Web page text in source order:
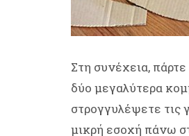
Στη συνέχεια,
δύο μεγαλύτερα
στρογγυλέψετε τις
μικρή εσοχή πάνω